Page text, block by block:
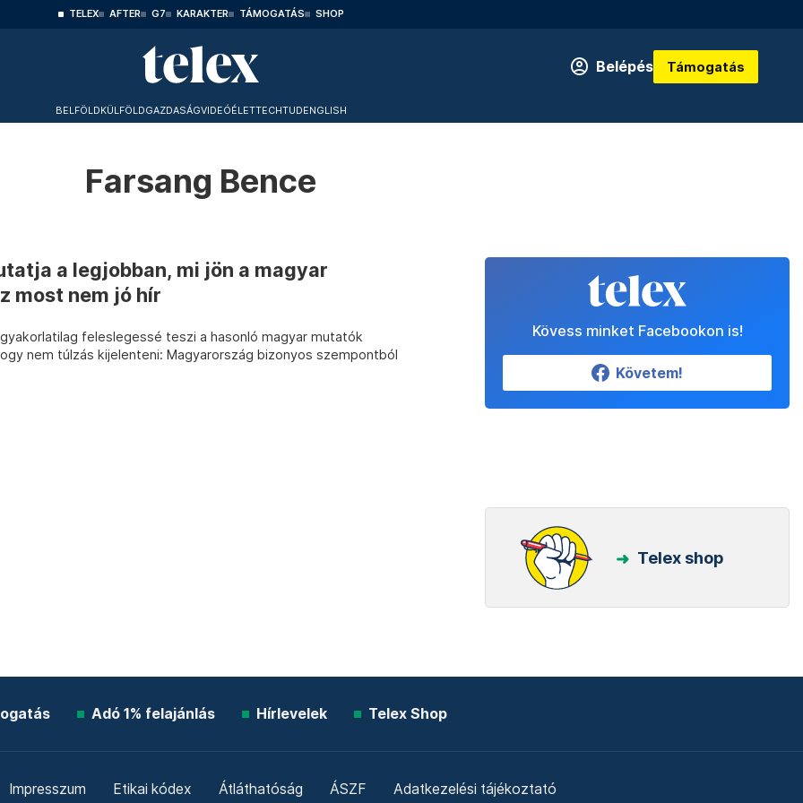
TELEX AFTER G7 KARAKTER TÁMOGATÁS SHOP
Belépés Támogatás
BELFÖLDKÜLFÖLDGAZDASÁGVIDEÓÉLETTECHTUDENGLISH
Farsang Bence
a legjobban, mi jön a magyar
most nem jó hír
feleslegessé teszi a hasonló magyar mutatók
nem túlzás kijelenteni: Magyarország bizonyos szempontból
Kövess minket Facebookon is!
Követem!
Telex shop
Adó 1% felajánlás Hírlevelek Telex Shop
Impresszum Etikai kódex Átláthatóság ÁSZF Adatkezelési tájékoztató